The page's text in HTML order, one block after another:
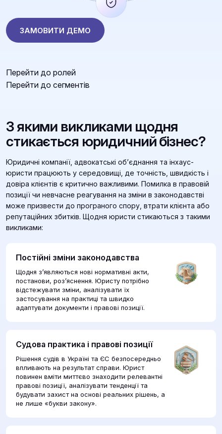
ЗАМОВИТИ ДЕМО
Перейти до ролей
Перейти до сегментів
З якими викликами щодня
стикається юридичний бізнес?
Юридичні компанії, адвокатські об’єднання та інхаус-
юристи працюють у середовищі, де точність, швидкість і
довіра клієнтів є критично важливими. Помилка в правовій
позиції чи невчасне реагування на зміни в законодавстві
може призвести до програного спору, втрати клієнта або
репутаційних збитків. Щодня юристи стикаються з такими
викликами:
Постійні зміни законодавства
Щодня з’являються нові нормативні акти,
постанови, роз’яснення. Юристу потрібно
відстежувати зміни, аналізувати їх
застосування на практиці та швидко
адаптувати документи і правові позиції.
Судова практика і правові позиції
Рішення судів в Україні та ЄС безпосередньо
впливають на результат справи. Юрист
повинен вміти миттєво знаходити релевантні
правові позиції, аналізувати тенденції та
будувати захист на основі реальних рішень, а
не лише «букви закону».